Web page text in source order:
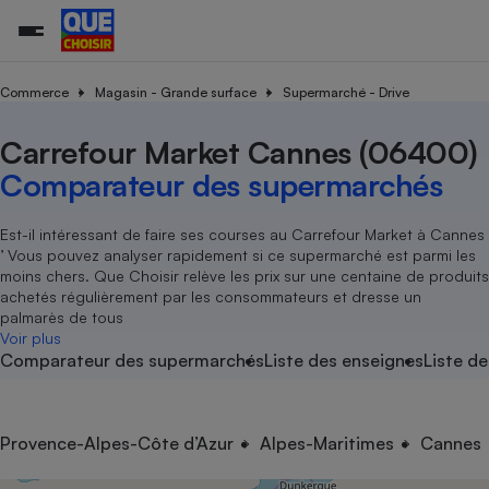
Commerce Magasin - Grande surface Supermarché - Drive
Carrefour Market Cannes (06400)
Comparateur des supermarchés
Est-il intéressant de faire ses courses au Carrefour Market à Cannes
’ Vous pouvez analyser rapidement si ce supermarché est parmi les
moins chers. Que Choisir relève les prix sur une centaine de produits
achetés régulièrement par les consommateurs et dresse un
palmarès de tous
Voir plus
Comparateur des supermarchésListe des enseignesListe
Provence-Alpes-Côte d’Azur Alpes-Maritimes Cannes
Additifs
Nutrition
Assurance auto
Magasin - Grande surface
Méthode de vente -
Organismes de défense
Système judiciairegratuit
Déchet
Achat - Vente - Travaux
Location
Sport
électrique
Démarche administrative
Senior
Service marchand
Train
Transport aérien
Toutes les actualités
Enquêtes
Guides d'achat
Conseils
Brèves
Tous les services
Soumettre un litige
Lettres types
Rencontrer une association locale
Tous nos combats
Nos actions
Nos grandes victoires
Les billets de la présidente
Nos associations locales
Nous rejoindre
En savoir plus sur Que Choisir Ensemble
nous ?
L’association
Nos missions
Notre méthodologie
Notre financement
Nos partenaires
Nous rejoindre